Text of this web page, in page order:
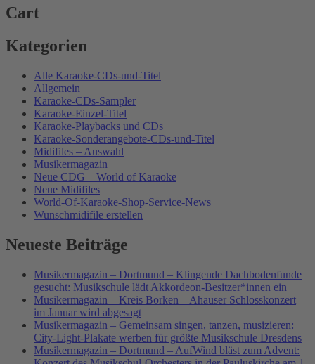
Cart
Kategorien
Alle Karaoke-CDs-und-Titel
Allgemein
Karaoke-CDs-Sampler
Karaoke-Einzel-Titel
Karaoke-Playbacks und CDs
Karaoke-Sonderangebote-CDs-und-Titel
Midifiles – Auswahl
Musikermagazin
Neue CDG – World of Karaoke
Neue Midifiles
World-Of-Karaoke-Shop-Service-News
Wunschmidifile erstellen
Neueste Beiträge
Musikermagazin – Dortmund – Klingende Dachbodenfunde
gesucht: Musikschule lädt Akkordeon-Besitzer*innen ein
Musikermagazin – Kreis Borken – Ahauser Schlosskonzert
im Januar wird abgesagt
Musikermagazin – Gemeinsam singen, tanzen, musizieren:
City-Light-Plakate werben für größte Musikschule Dresdens
Musikermagazin – Dortmund – AufWind bläst zum Advent: